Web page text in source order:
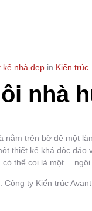
kế nhà đẹp in Kiến trúc
nhà
nằm trên bờ đê một
thiết kế khá độc đáo
có thể coi là một… ngôi
Công ty Kiến trúc